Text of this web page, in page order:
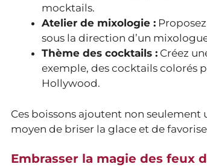
mocktails.
Atelier de mixologie :
sous la direction d’un
Thème des cocktails : Créez
exemple, des cocktails colorés
Hollywood.
Ces boissons ajoutent non
moyen de briser la glace et de
Embrasser la magie des feux